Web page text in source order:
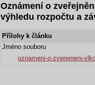
Oznámení o
výhledu rozpočtu a
Přílohy k článku
Jméno souboru
oznameni-o-zverejneni-